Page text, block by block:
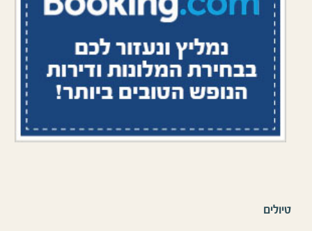
טיולים